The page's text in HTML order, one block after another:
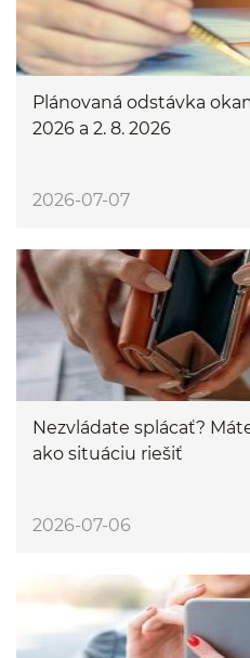
Plánovaná odstávka
2026 a 2. 8. 2026
2026-07-07
Nezvládate splácať?
ako situáciu riešiť
2026-07-06